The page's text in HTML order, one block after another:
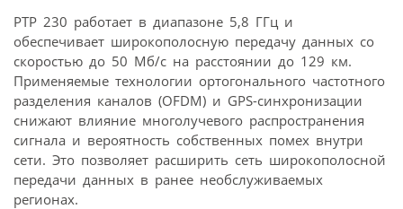
PTP 230 работает в диапазоне 5,8 ГГц и
обеспечивает широкополосную передачу данных со
скоростью до 50 Мб/с на расстоянии до 129 км.
Применяемые технологии ортогонального частотного
разделения каналов (OFDM) и GPS-синхронизации
снижают влияние многолучевого распространения
сигнала и вероятность собственных помех внутри
сети. Это позволяет расширить сеть широкополосной
передачи данных в ранее необслуживаемых
регионах.